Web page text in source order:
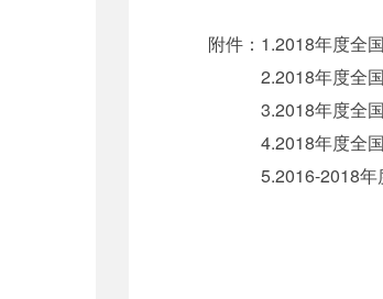
附件：1.2018年度全国
2.2018年度全国水
3.2018年度全国水
4.2018年度全国水运
5.2016-2018年度全